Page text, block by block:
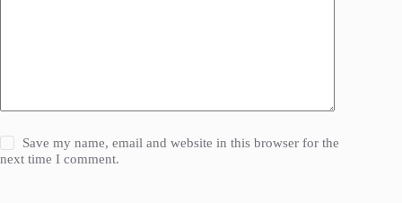
Save my name, email and website in this browser for the
next time I comment.